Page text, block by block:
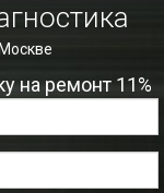
на ремонт 11%